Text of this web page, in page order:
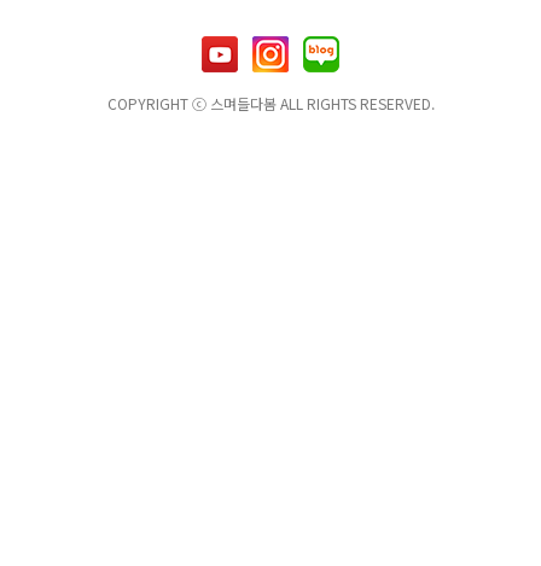
COPYRIGHT ⓒ 스며들다봄 ALL RIGHTS RESERVED.